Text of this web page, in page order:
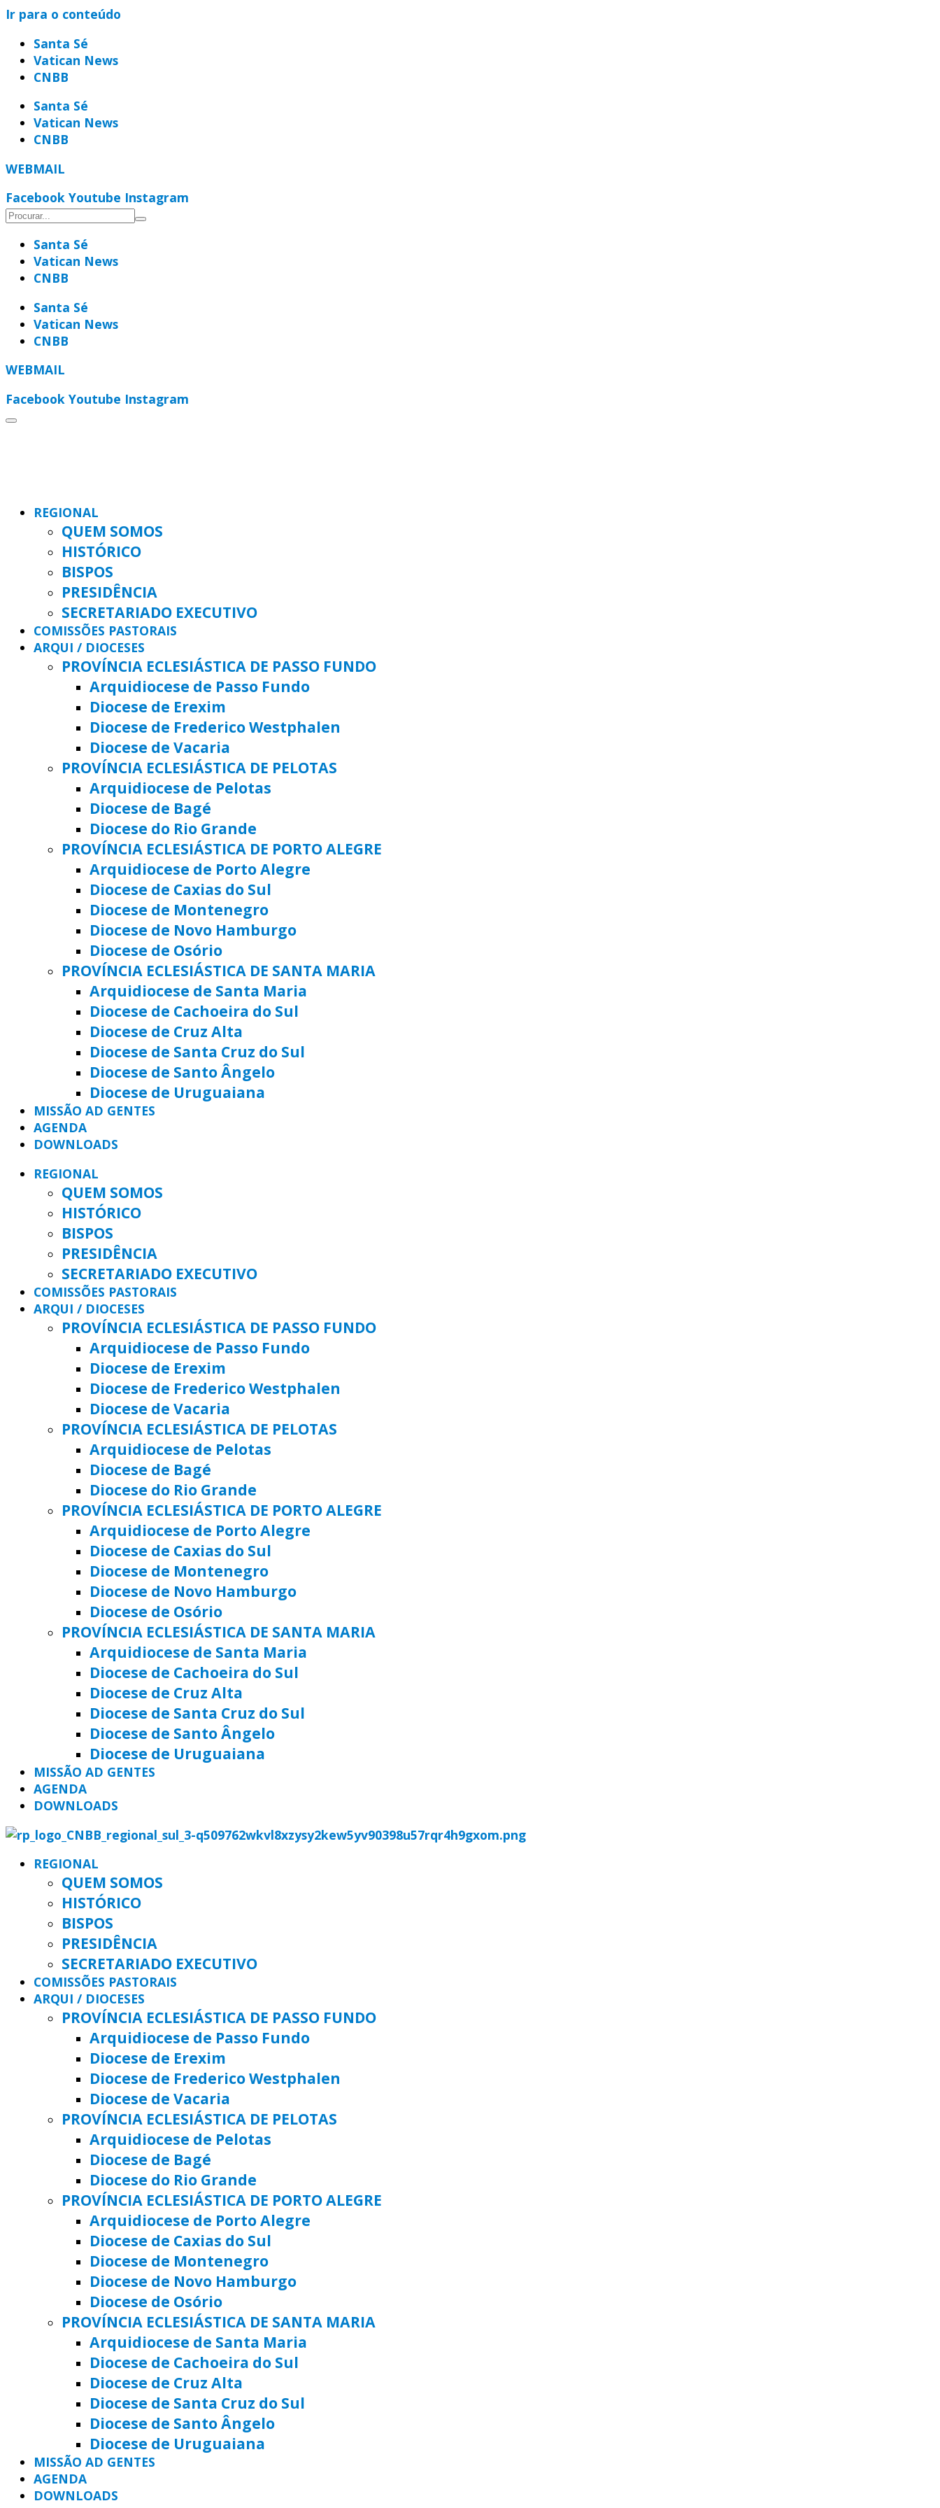
Ir para o conteúdo
Santa Sé
Vatican News
CNBB
Santa Sé
Vatican News
CNBB
WEBMAIL
Facebook Youtube Instagram
Santa Sé
Vatican News
CNBB
Santa Sé
Vatican News
CNBB
WEBMAIL
Facebook Youtube Instagram
REGIONAL
QUEM SOMOS
HISTÓRICO
BISPOS
PRESIDÊNCIA
SECRETARIADO EXECUTIVO
COMISSÕES PASTORAIS
ARQUI / DIOCESES
PROVÍNCIA ECLESIÁSTICA DE PASSO FUNDO
Arquidiocese de Passo Fundo
Diocese de Erexim
Diocese de Frederico Westphalen
Diocese de Vacaria
PROVÍNCIA ECLESIÁSTICA DE PELOTAS
Arquidiocese de Pelotas
Diocese de Bagé
Diocese do Rio Grande
PROVÍNCIA ECLESIÁSTICA DE PORTO ALEGRE
Arquidiocese de Porto Alegre
Diocese de Caxias do Sul
Diocese de Montenegro
Diocese de Novo Hamburgo
Diocese de Osório
PROVÍNCIA ECLESIÁSTICA DE SANTA MARIA
Arquidiocese de Santa Maria
Diocese de Cachoeira do Sul
Diocese de Cruz Alta
Diocese de Santa Cruz do Sul
Diocese de Santo Ângelo
Diocese de Uruguaiana
MISSÃO AD GENTES
AGENDA
DOWNLOADS
REGIONAL
QUEM SOMOS
HISTÓRICO
BISPOS
PRESIDÊNCIA
SECRETARIADO EXECUTIVO
COMISSÕES PASTORAIS
ARQUI / DIOCESES
PROVÍNCIA ECLESIÁSTICA DE PASSO FUNDO
Arquidiocese de Passo Fundo
Diocese de Erexim
Diocese de Frederico Westphalen
Diocese de Vacaria
PROVÍNCIA ECLESIÁSTICA DE PELOTAS
Arquidiocese de Pelotas
Diocese de Bagé
Diocese do Rio Grande
PROVÍNCIA ECLESIÁSTICA DE PORTO ALEGRE
Arquidiocese de Porto Alegre
Diocese de Caxias do Sul
Diocese de Montenegro
Diocese de Novo Hamburgo
Diocese de Osório
PROVÍNCIA ECLESIÁSTICA DE SANTA MARIA
Arquidiocese de Santa Maria
Diocese de Cachoeira do Sul
Diocese de Cruz Alta
Diocese de Santa Cruz do Sul
Diocese de Santo Ângelo
Diocese de Uruguaiana
MISSÃO AD GENTES
AGENDA
DOWNLOADS
REGIONAL
QUEM SOMOS
HISTÓRICO
BISPOS
PRESIDÊNCIA
SECRETARIADO EXECUTIVO
COMISSÕES PASTORAIS
ARQUI / DIOCESES
PROVÍNCIA ECLESIÁSTICA DE PASSO FUNDO
Arquidiocese de Passo Fundo
Diocese de Erexim
Diocese de Frederico Westphalen
Diocese de Vacaria
PROVÍNCIA ECLESIÁSTICA DE PELOTAS
Arquidiocese de Pelotas
Diocese de Bagé
Diocese do Rio Grande
PROVÍNCIA ECLESIÁSTICA DE PORTO ALEGRE
Arquidiocese de Porto Alegre
Diocese de Caxias do Sul
Diocese de Montenegro
Diocese de Novo Hamburgo
Diocese de Osório
PROVÍNCIA ECLESIÁSTICA DE SANTA MARIA
Arquidiocese de Santa Maria
Diocese de Cachoeira do Sul
Diocese de Cruz Alta
Diocese de Santa Cruz do Sul
Diocese de Santo Ângelo
Diocese de Uruguaiana
MISSÃO AD GENTES
AGENDA
DOWNLOADS